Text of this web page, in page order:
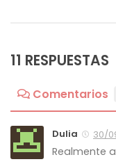
11 RESPUESTAS
Comentarios
Dulia 30/
Realmente